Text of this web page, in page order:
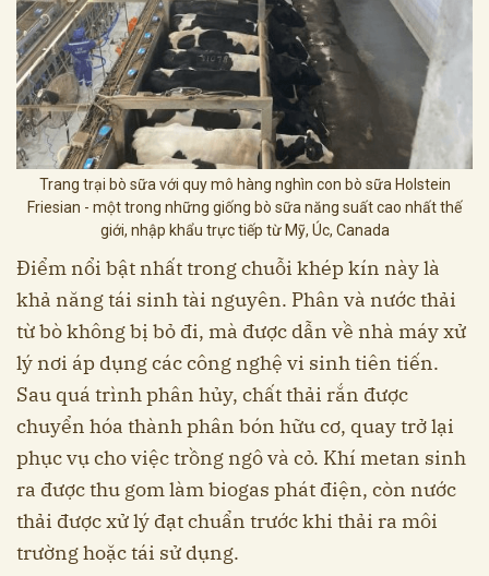
Trang trại bò sữa với quy mô hàng nghìn con bò sữa Holstein
Friesian - một trong những giống bò sữa năng suất cao nhất thế
giới, nhập khẩu trực tiếp từ Mỹ, Úc, Canada
Điểm nổi bật nhất trong chuỗi khép kín này là
khả năng tái sinh tài nguyên. Phân và nước thải
từ bò không bị bỏ đi, mà được dẫn về nhà máy xử
lý nơi áp dụng các công nghệ vi sinh tiên tiến.
Sau quá trình phân hủy, chất thải rắn được
chuyển hóa thành phân bón hữu cơ, quay trở lại
phục vụ cho việc trồng ngô và cỏ. Khí metan sinh
ra được thu gom làm biogas phát điện, còn nước
thải được xử lý đạt chuẩn trước khi thải ra môi
trường hoặc tái sử dụng.